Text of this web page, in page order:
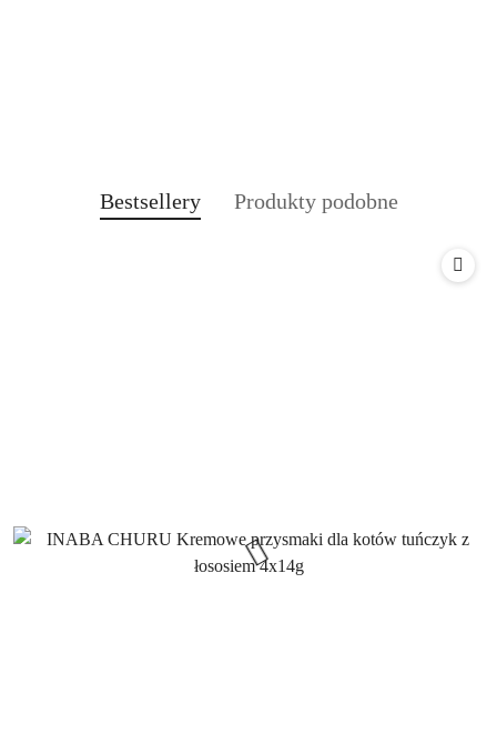
Pomiń karuzelę produktów
Produkty
Bestsellery
Produkty
Produkty podobne